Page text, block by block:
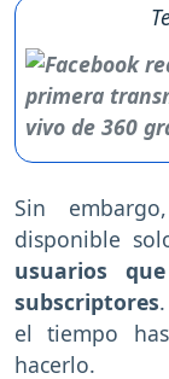
Sin
disponible
usuarios
subscriptores
el tiempo
hacerlo.